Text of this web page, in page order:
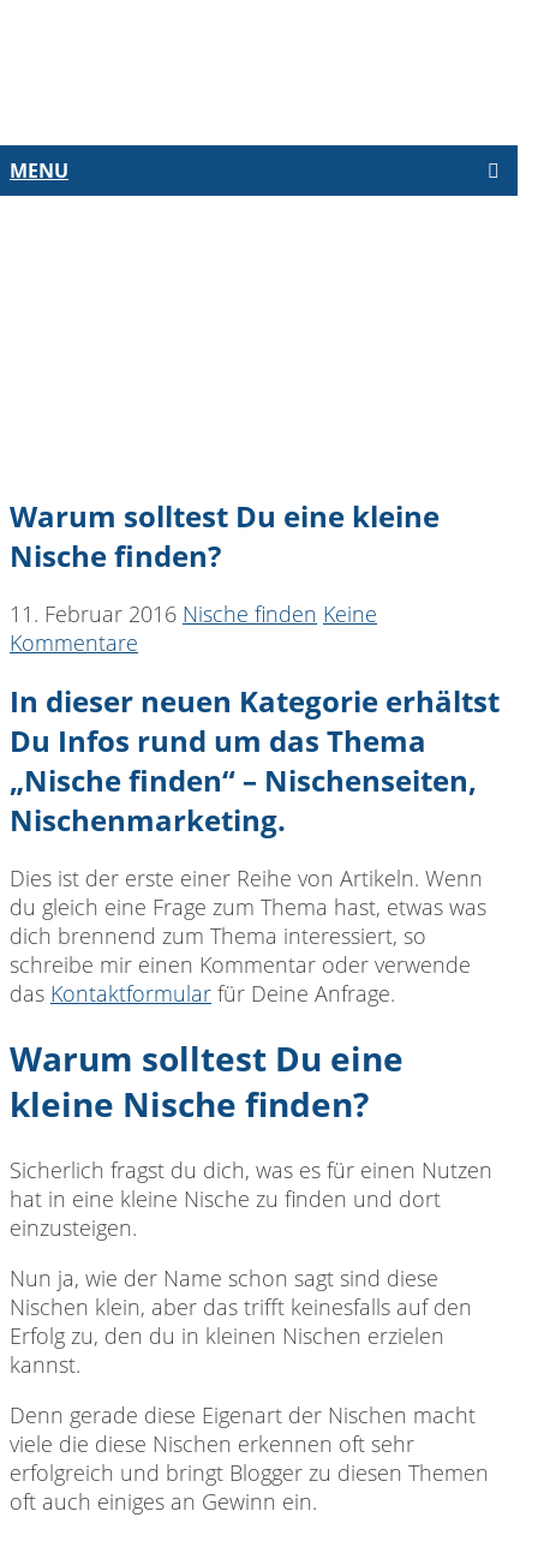
MENU
Warum solltest Du eine kleine
Nische finden?
11. Februar 2016 Nische finden Keine
Kommentare
In dieser neuen Kategorie erhältst
Du Infos rund um das Thema
„Nische finden“ – Nischenseiten,
Nischenmarketing.
Dies ist der erste einer Reihe von Artikeln. Wenn
du gleich eine Frage zum Thema hast, etwas was
dich brennend zum Thema interessiert, so
schreibe mir einen Kommentar oder verwende
das Kontaktformular für Deine Anfrage.
Warum solltest Du eine
kleine Nische finden?
Sicherlich fragst du dich, was es für einen Nutzen
hat in eine kleine Nische zu finden und dort
einzusteigen.
Nun ja, wie der Name schon sagt sind diese
Nischen klein, aber das trifft keinesfalls auf den
Erfolg zu, den du in kleinen Nischen erzielen
kannst.
Denn gerade diese Eigenart der Nischen macht
viele die diese Nischen erkennen oft sehr
erfolgreich und bringt Blogger zu diesen Themen
oft auch einiges an Gewinn ein.